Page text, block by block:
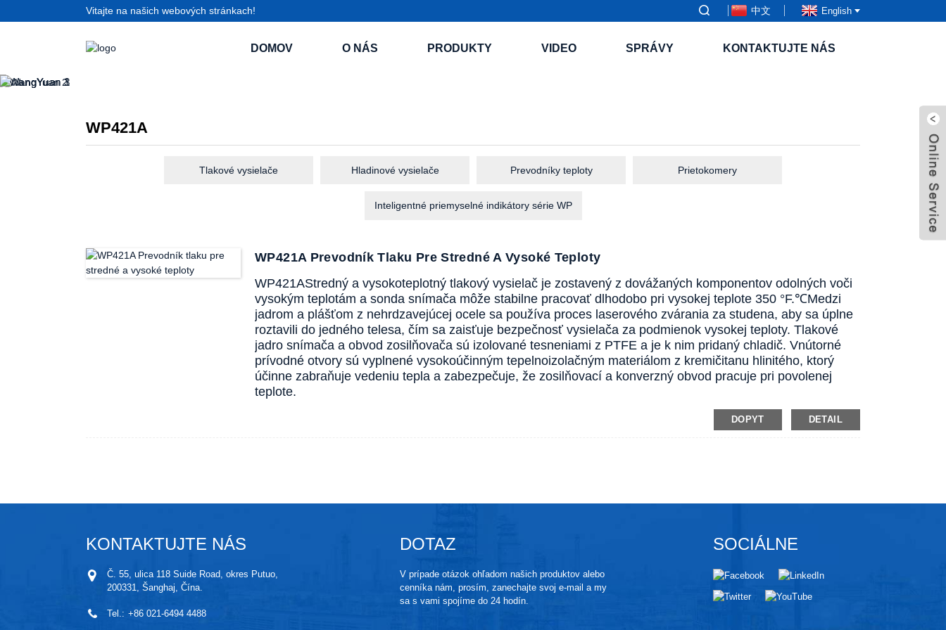
Vitajte na našich webových stránkach! 中文 English
DOMOV O NÁS PRODUKTY VIDEO SPRÁVY KONTAKTUJTE NÁS
WP421A
Tlakové vysielače Hladinové vysielače Prevodníky teploty Prietokomery
Inteligentné priemyselné indikátory série WP
WP421A Prevodník Tlaku Pre Stredné A Vysoké Teploty
WP421AStredný a vysokoteplotný tlakový vysielač je zostavený z dovážaných komponentov odolných voči
vysokým teplotám a sonda snímača môže stabilne pracovať dlhodobo pri vysokej teplote 350 °F.℃Medzi
jadrom a plášťom z nehrdzavejúcej ocele sa používa proces laserového zvárania za studena, aby sa úplne
roztavili do jedného telesa, čím sa zaisťuje bezpečnosť vysielača za podmienok vysokej teploty. Tlakové
jadro snímača a obvod zosilňovača sú izolované tesneniami z PTFE a je k nim pridaný chladič. Vnútorné
prívodné otvory sú vyplnené vysokoúčinným tepelnoizolačným materiálom z kremičitanu hlinitého, ktorý
účinne zabraňuje vedeniu tepla a zabezpečuje, že zosilňovací a konverzný obvod pracuje pri povolenej
teplote.
DOPYT DETAIL
KONTAKTUJTE NÁS
Č. 55, ulica 118 Suide Road, okres Putuo,
200331, Šanghaj, Čína.
Tel.: +86 021-6494 4488
DOTAZ
V prípade otázok ohľadom našich produktov alebo
cenníka nám, prosím, zanechajte svoj e-mail a my
sa s vami spojíme do 24 hodín.
SOCIÁLNE